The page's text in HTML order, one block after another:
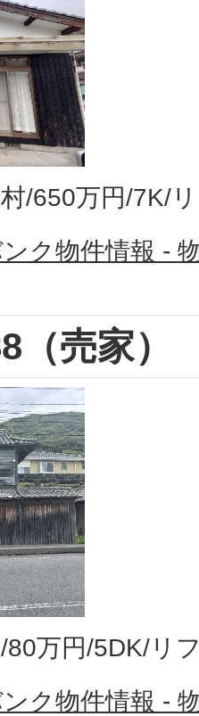
/650万円/7K/
ク物件情報 -
売家）
80万円/5DK/リ
ク物件情報 -